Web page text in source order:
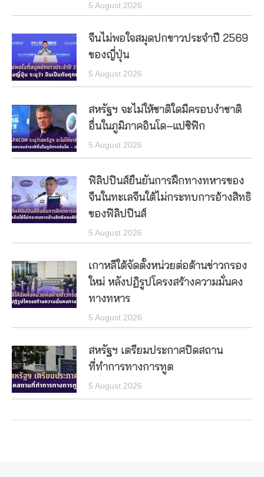
5 August 2026
จีนไม่พอใจสมุดปกขาวประจำปี 2569
ของญี่ปุ่น
5 August 2026
สหรัฐฯ จะไม่ให้ชาติใดมีครอบงำชาติ
อื่นในภูมิภาคอินโด–แปซิฟิก
5 August 2026
ฟิลิปปินส์ยืนยันการฝึกทางทหารของ
จีนในทะเลจีนใต้ไม่กระทบการอ้างสิทธิ
ของฟิลิปปินส์
5 August 2026
เกาหลีใต้จัดตั้งหน่วยต่อต้านข่าวกรอง
ใหม่ หลังปฏิรูปโครงสร้างความมั่นคง
ทางทหาร
5 August 2026
สหรัฐฯ เตรียมประกาศปิดสถาน
ที่ทำการทางการทูต
5 August 2026